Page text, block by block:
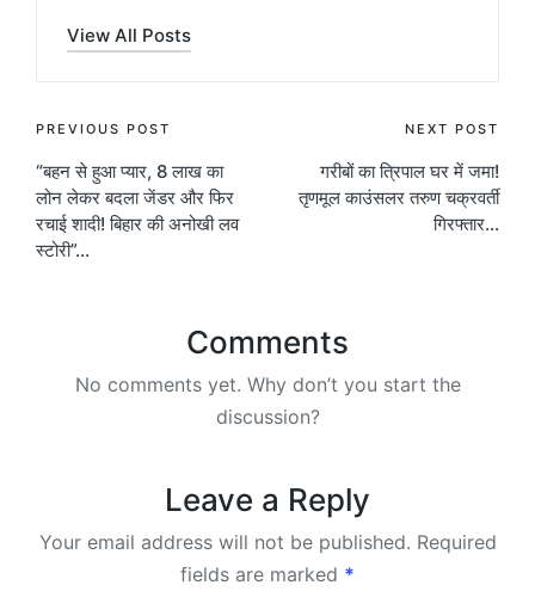
View All Posts
Post
navigation
PREVIOUS POST
“बहन से हुआ प्यार, 8 लाख का
लोन लेकर बदला जेंडर और फिर
रचाई शादी! बिहार की अनोखी लव
स्टोरी”…
NEXT POST
गरीबों का त्रिपाल घर में जमा!
तृणमूल काउंसलर तरुण चक्रवर्ती
गिरफ्तार…
Comments
No comments yet. Why don’t you start the
discussion?
Leave a Reply
Your email address will not be published. Required
fields are marked *